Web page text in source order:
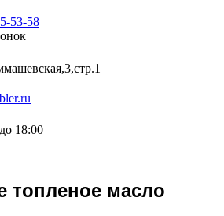
53-58
18:00
топленое масло